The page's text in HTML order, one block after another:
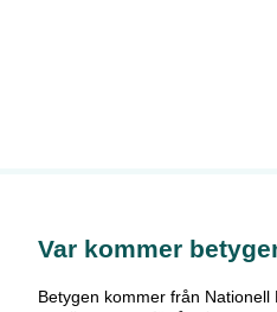
Var kommer
Betygen kommer från